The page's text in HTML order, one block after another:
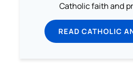
Catholic faith and
READ CATHOLIC